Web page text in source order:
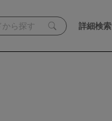
詳細検索